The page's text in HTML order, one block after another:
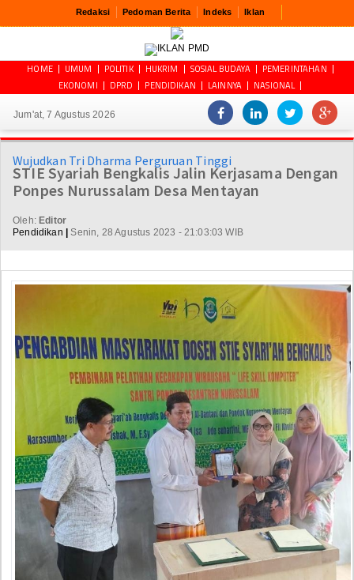
Redaksi Pedoman Berita Indeks Iklan
HOME UMUM POLITIK HUKRIM SOSIAL BUDAYA
PEMERINTAHAN
EKONOMI
DPRD PENDIDIKAN LAINNYA NASIONAL
Jum'at, 7 Agustus 2026
Wujudkan Tri Dharma Perguruan Tinggi
STIE Syariah Bengkalis Jalin Kerjasama Dengan
Ponpes Nurussalam Desa Mentayan
Oleh: Editor
Pendidikan
Senin, 28 Agustus 2023 - 21:03:03 WIB